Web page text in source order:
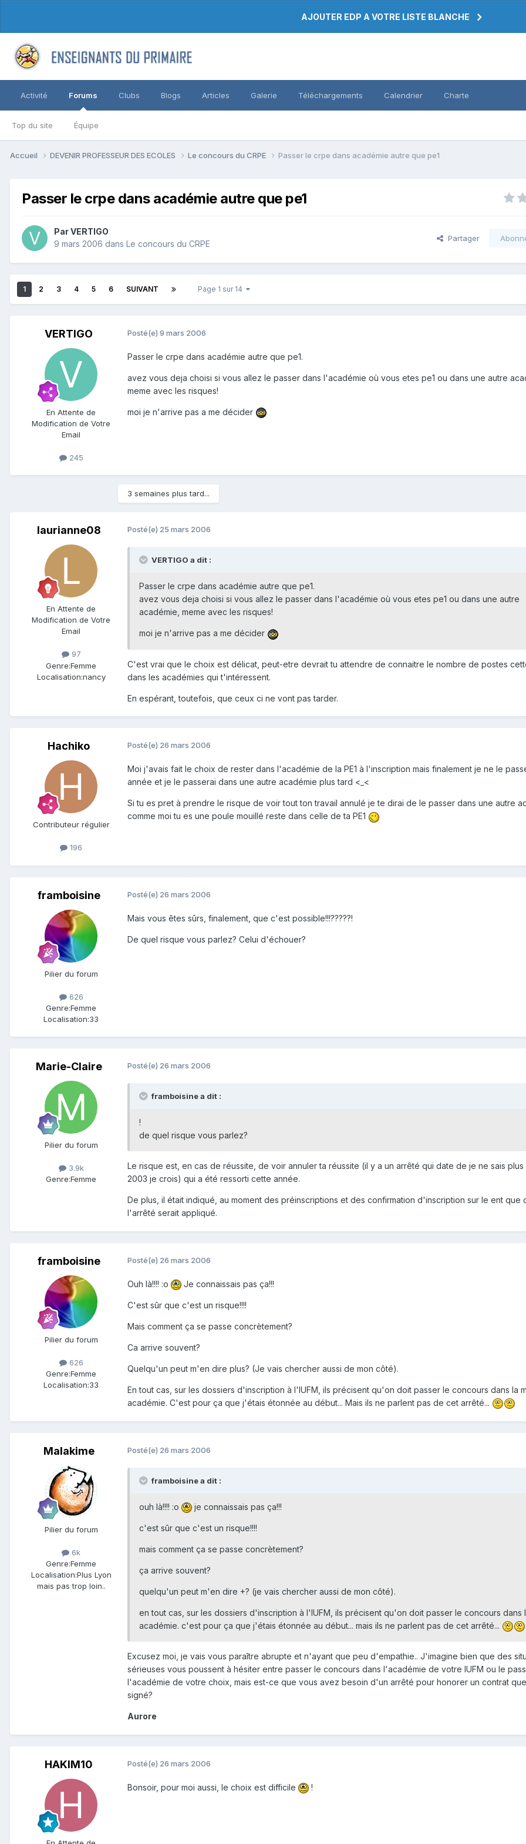
AJOUTER EDP A VOTRE LISTE BLANCHE
Activité Forums
Top du site Équipe
Clubs Blogs Articles Galerie Téléchargements Calendrier Charte
Accueil DEVENIR PROFESSEUR DES ECOLES Le concours du CRPE Passer le crpe dans académie autre que pe1
Passer le crpe dans académie autre que pe1
Par VERTIGO
9 mars 2006 dans Le concours du CRPE
Partager
1 2 3 4 5 6 SUIVANT Page 1 sur 14
VERTIGO
En Attente de
Modification de Votre
Email
245
Posté(e) 9 mars 2006
Passer le crpe dans académie autre que pe1.
avez vous deja choisi si vous allez le passer dans l'académie où vous etes pe1 ou dans une autre
meme avec les risques!
moi je n'arrive pas a me décider
3 semaines plus tard...
laurianne08
En Attente de
Modification de Votre
Email
97
Genre:Femme
Localisation:nancy
Posté(e) 25 mars 2006
VERTIGO a dit :
Passer le crpe dans académie autre que pe1.
avez vous deja choisi si vous allez le passer dans l'académie où vous etes pe1 ou dans une autre
académie, meme avec les risques!
moi je n'arrive pas a me décider
C'est vrai que le choix est délicat, peut-etre devrait tu attendre de connaitre le nombre de postes
dans les académies qui t'intéressent.
En espérant, toutefois, que ceux ci ne vont pas tarder.
Hachiko
Contributeur régulier
196
Posté(e) 26 mars 2006
Moi j'avais fait le choix de rester dans l'académie de la PE1 à l'inscription mais finalement je ne le
année et je le passerai dans une autre académie plus tard <_<
Si tu es pret à prendre le risque de voir tout ton travail annulé je te dirai de le passer dans une autre
comme moi tu es une poule mouillé reste dans celle de ta PE1
framboisine
Pilier du forum
626
Genre:Femme
Localisation:33
Posté(e) 26 mars 2006
Mais vous êtes sûrs, finalement, que c'est possible!!!?????!
De quel risque vous parlez? Celui d'échouer?
Marie-Claire
Pilier du forum
3.9k
Genre:Femme
Posté(e) 26 mars 2006
framboisine a dit :
!
de quel risque vous parlez?
Le risque est, en cas de réussite, de voir annuler ta réussite (il y a un arrêté qui date de je ne sais plus
2003 je crois) qui a été ressorti cette année.
De plus, il était indiqué, au moment des préinscriptions et des confirmation d'inscription sur le ent que
l'arrêté serait appliqué.
framboisine
Pilier du forum
626
Genre:Femme
Localisation:33
Posté(e) 26 mars 2006
Ouh là!!!! :o Je connaissais pas ça!!!
C'est sûr que c'est un risque!!!!
Mais comment ça se passe concrètement?
Ca arrive souvent?
Quelqu'un peut m'en dire plus? (Je vais chercher aussi de mon côté).
En tout cas, sur les dossiers d'inscription à l'IUFM, ils précisent qu'on doit passer le concours dans la
académie. C'est pour ça que j'étais étonnée au début... Mais ils ne parlent pas de cet arrêté...
Malakime
Pilier du forum
6k
Genre:Femme
Localisation:Plus Lyon
mais pas trop loin..
Posté(e) 26 mars 2006
framboisine a dit :
ouh là!!!! :o je connaissais pas ça!!!
c'est sûr que c'est un risque!!!!
mais comment ça se passe concrètement?
ça arrive souvent?
quelqu'un peut m'en dire +? (je vais chercher aussi de mon côté).
en tout cas, sur les dossiers d'inscription à l'IUFM, ils précisent qu'on doit passer le concours dans
académie. c'est pour ça que j'étais étonnée au début... mais ils ne parlent pas de cet arrêté...
Excusez moi, je vais vous paraître abrupte et n'ayant que peu d'empathie.. J'imagine bien que des
sérieuses vous poussent à hésiter entre passer le concours dans l'académie de votre IUFM ou le
l'académie de votre choix, mais est-ce que vous avez besoin d'un arrêté pour honorer un contrat
signé?
Aurore
HAKIM10 Posté(e) 26 mars 2006
Bonsoir, pour moi aussi, le choix est difficile !